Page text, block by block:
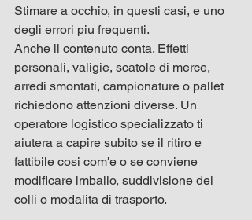
Stimare a occhio, in questi casi, e uno
degli errori piu frequenti.
Anche il contenuto conta. Effetti
personali, valigie, scatole di merce,
arredi smontati, campionature o pallet
richiedono attenzioni diverse. Un
operatore logistico specializzato ti
aiutera a capire subito se il ritiro e
fattibile cosi com'e o se conviene
modificare imballo, suddivisione dei
colli o modalita di trasporto.